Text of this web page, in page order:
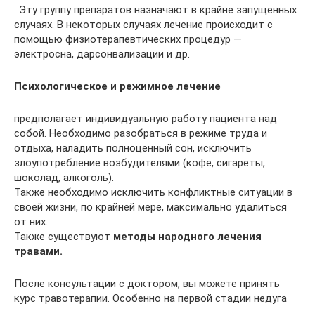
. Эту группу препаратов назначают в крайне запущенных
случаях. В некоторых случаях лечение происходит с
помощью физиотерапевтических процедур —
электросна, дарсонвализации и др.
Психологическое и режимное лечение
предполагает индивидуальную работу пациента над
собой. Необходимо разобраться в режиме труда и
отдыха, наладить полноценный сон, исключить
злоупотребление возбудителями (кофе, сигареты,
шоколад, алкоголь).
Также необходимо исключить конфликтные ситуации в
своей жизни, по крайней мере, максимально удалиться
от них.
Также существуют методы народного лечения
травами.
После консультации с доктором, вы можете принять
курс травотерапии. Особенно на первой стадии недуга